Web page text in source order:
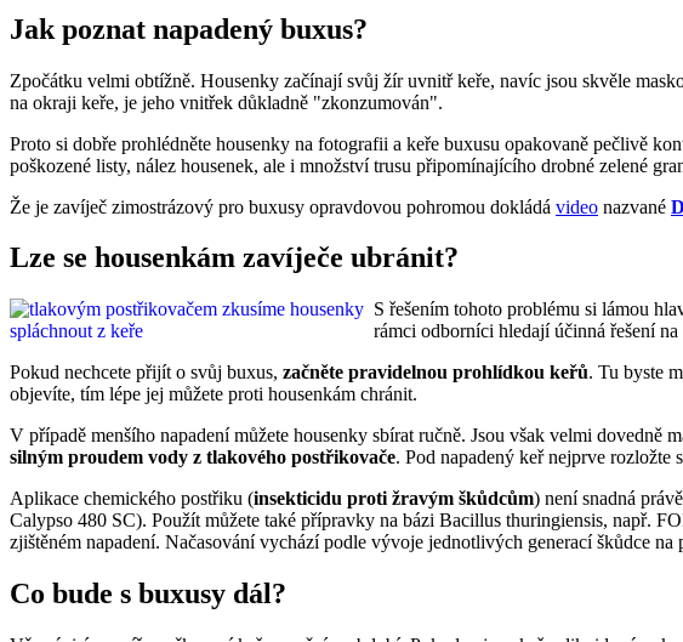
Jak poznat napadený buxus?
Zpočátku velmi obtížně. Housenky začínají svůj žír uvnitř keře, navíc jsou skvěle
na okraji keře, je jeho vnitřek důkladně "zkonzumován".
Proto si dobře prohlédněte housenky na fotografii a keře buxusu opakovaně pečlivě
poškozené listy, nález housenek, ale i množství trusu připomínajícího drobné zelené
Že je zavíječ zimostrázový pro buxusy opravdovou pohromou dokládá video nazvané
Lze se housenkám zavíječe ubránit?
S řešením tohoto problému si lámou
rámci odborníci hledají účinná řešení
Pokud nechcete přijít o svůj buxus, začněte pravidelnou prohlídkou keřů. Tu byste
objevíte, tím lépe jej můžete proti housenkám chránit.
V případě menšího napadení můžete housenky sbírat ručně. Jsou však velmi dovedně
silným proudem vody z tlakového postřikovače. Pod napadený keř nejprve rozložte
Aplikace chemického postřiku (insekticidu proti žravým škůdcům) není snadná
Calypso 480 SC). Použít můžete také přípravky na bázi Bacillus thuringiensis, např.
zjištěném napadení. Načasování vychází podle vývoje jednotlivých generací škůdce
Co bude s buxusy dál?